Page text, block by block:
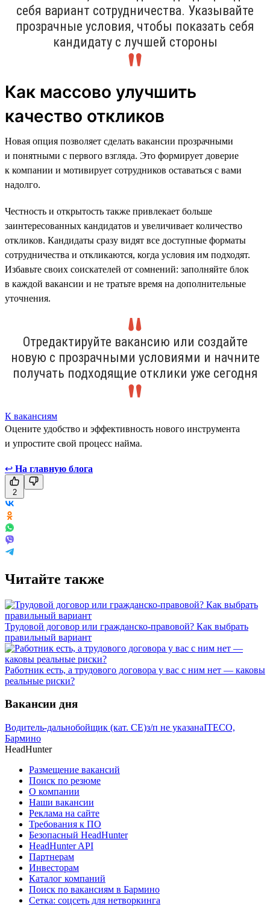
себя вариант сотрудничества. Указывайте
прозрачные условия, чтобы показать себя
кандидату с лучшей стороны
Как массово улучшить
качество откликов
Новая опция позволяет сделать вакансии прозрачными
и понятными с первого взгляда. Это формирует доверие
к компании и мотивирует сотрудников оставаться с вами
надолго.
Честность и открытость также привлекает больше
заинтересованных кандидатов и увеличивает количество
откликов. Кандидаты сразу видят все доступные форматы
сотрудничества и откликаются, когда условия им подходят.
Избавьте своих соискателей от сомнений: заполняйте блок
в каждой вакансии и не тратьте время на дополнительные
уточнения.
Отредактируйте вакансию или создайте
новую с прозрачными условиями и начните
получать подходящие отклики уже сегодня
К вакансиям
Оцените удобство и эффективность нового инструмента
и упростите свой процесс найма.
↩ На главную блога
2
Читайте также
Трудовой договор или гражданско-правовой? Как выбрать
правильный вариант
Работник есть, а трудового договора у вас с ним нет — каковы
реальные риски?
Вакансии дня
Водитель-дальнобойщик (кат. CE)з/п не указанаITECO,
Бармино
HeadHunter
Размещение вакансий
Поиск по резюме
О компании
Наши вакансии
Реклама на сайте
Требования к ПО
Безопасный HeadHunter
HeadHunter API
Партнерам
Инвесторам
Каталог компаний
Поиск по вакансиям в Бармино
Сетка: соцсеть для нетворкинга